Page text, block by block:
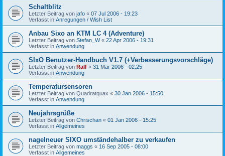
Schaltblitz
Letzter Beitrag von jafo « 07 Jul 2006 - 19:23
Verfasst in Anregungen / Wish List
Anbau Sixo an KTM LC 4 (Adventure)
Letzter Beitrag von Stefan_W« 22 Apr 2006 - 19:31
Verfasst in Anwendung
SIxO Benutzer-Handbuch V1.7 (+Verbesserungsvorschläge)
Letzter Beitrag von Ralf « 31 Mär 2006 - 02:25
Verfasst in Anwendung
Temperatursensoren
Letzter Beitrag von Quadratquax « 30 Jan 2006 - 15:50
Verfasst in Anwendung
Neujahrsgrüße
Letzter Beitrag von Chrischan « 01 Jan 2006 - 15:25
Verfasst in Allgemeines
nagelneuer SIXO umständehalber zu verkaufen
Letzter Beitrag von maggs « 16 Sep 2005 - 08:00
Verfasst in Allgemeines